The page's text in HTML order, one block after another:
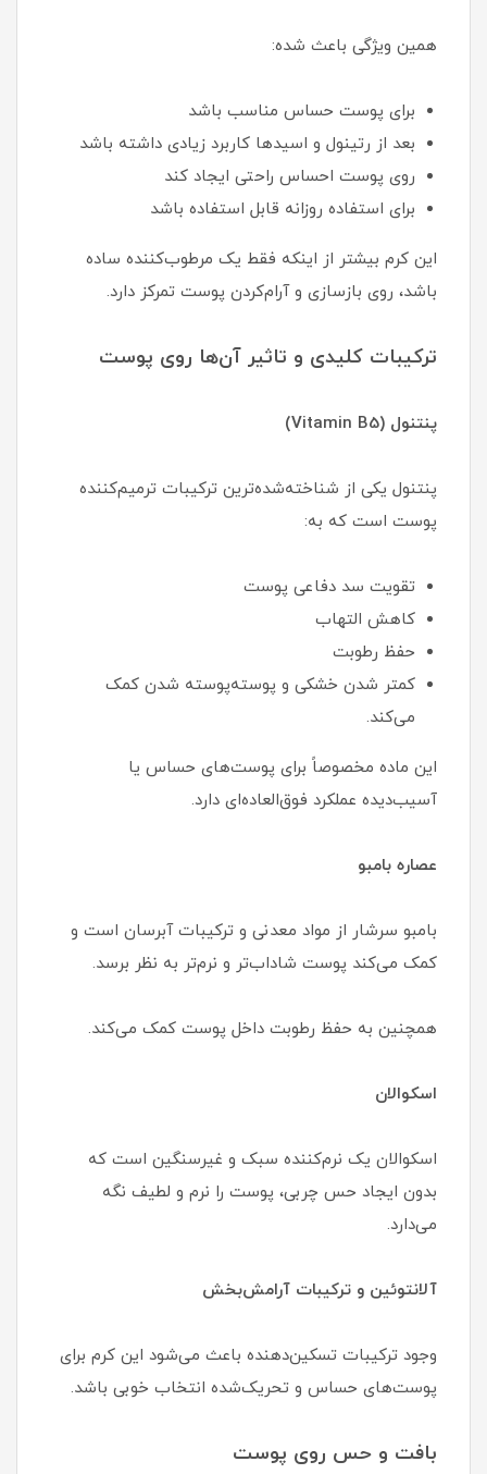
همین ویژگی باعث شده:
برای پوست حساس مناسب باشد
بعد از رتینول و اسیدها کاربرد زیادی داشته باشد
روی پوست احساس راحتی ایجاد کند
برای استفاده روزانه قابل استفاده باشد
این کرم بیشتر از اینکه فقط یک مرطوب‌کننده ساده
باشد، روی بازسازی و آرام‌کردن پوست تمرکز دارد.
ترکیبات کلیدی و تاثیر آن‌ها روی پوست
پنتنول (Vitamin B5)
پنتنول یکی از شناخته‌شده‌ترین ترکیبات ترمیم‌کننده
پوست است که به:
تقویت سد دفاعی پوست
کاهش التهاب
حفظ رطوبت
کمتر شدن خشکی و پوسته‌پوسته شدن کمک
می‌کند.
این ماده مخصوصاً برای پوست‌های حساس یا
آسیب‌دیده عملکرد فوق‌العاده‌ای دارد.
عصاره بامبو
بامبو سرشار از مواد معدنی و ترکیبات آبرسان است و
کمک می‌کند پوست شاداب‌تر و نرم‌تر به نظر برسد.
همچنین به حفظ رطوبت داخل پوست کمک می‌کند.
اسکوالان
اسکوالان یک نرم‌کننده سبک و غیرسنگین است که
بدون ایجاد حس چربی، پوست را نرم و لطیف نگه
می‌دارد.
آلانتوئین و ترکیبات آرامش‌بخش
وجود ترکیبات تسکین‌دهنده باعث می‌شود این کرم برای
پوست‌های حساس و تحریک‌شده انتخاب خوبی باشد.
بافت و حس روی پوست